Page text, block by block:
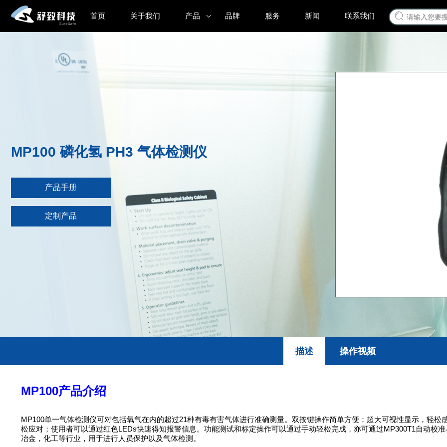
首页 关于我们 产品 品牌 服务 新闻 联系我们
MP100 磷化氢 PH3 气体检测仪
产品手册
定制产品
描述 操作视频
MP100产品介绍
MP100单一气体检测仪可对包括氧气在内的超过21种有毒有害气体进行准确测量。双按键操作简单方便；超大可视性显示，轻
松应对；使用者可以通过红色LEDs快速得知报警信息。功能测试和标定操作可以通过手动轻松完成，亦可通过MP300T1自动校
冶金，化工等行业，用于进行人员保护以及气体检测。